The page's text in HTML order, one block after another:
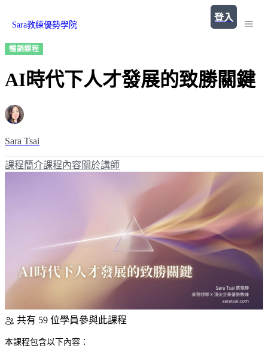
Sara教練優勢學院
登入
暢銷課程
AI時代下人才發展的致勝關鍵
Sara Tsai
課程簡介課程內容關於講師
共有 59 位學員參與此課程
本課程包含以下內容：